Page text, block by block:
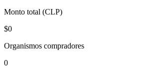
Monto total (CLP)
$0
Organismos compradores
0